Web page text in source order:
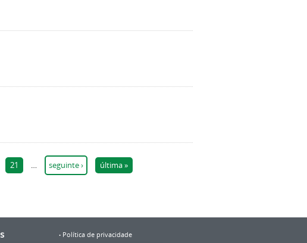
21 … seguinte › última »
Política de privacidade